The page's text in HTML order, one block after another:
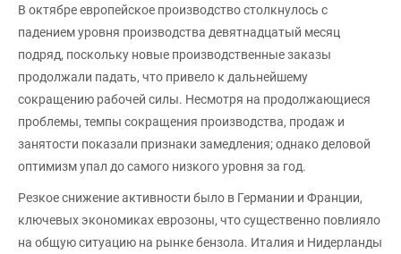
В октябре европейское производство столкнулось с
падением уровня производства девятнадцатый месяц
подряд, поскольку новые производственные заказы
продолжали падать, что привело к дальнейшему
сокращению рабочей силы. Несмотря на продолжающиеся
проблемы, темпы сокращения производства, продаж и
занятости показали признаки замедления; однако деловой
оптимизм упал до самого низкого уровня за год.
Резкое снижение активности было в Германии и Франции,
ключевых экономиках еврозоны, что существенно повлияло
на общую ситуацию на рынке бензола. Италия и Нидерланды